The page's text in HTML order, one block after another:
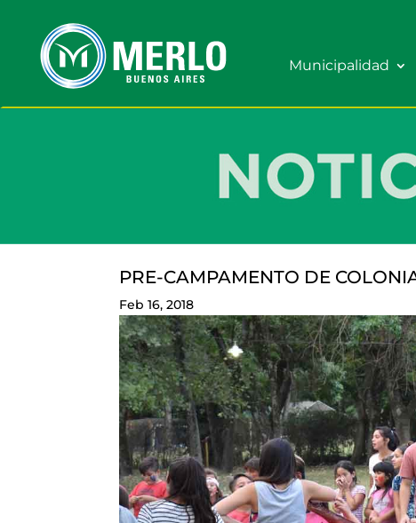
Municipalidad
PRE-CAMPAMENTO DE
Feb 16, 2018